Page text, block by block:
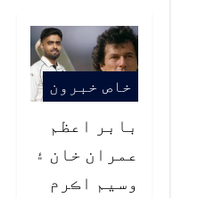
خاص خبرون
بابر اعظم
عمران خان ۽
وسيم اڪرم